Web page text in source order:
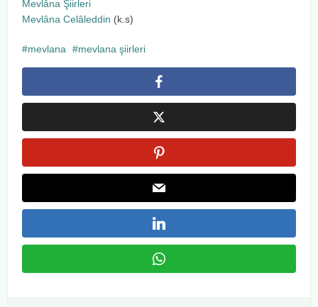
Mevlâna Şiirleri
Mevlâna Celâleddin (k.s)
mevlana mevlana şiirleri